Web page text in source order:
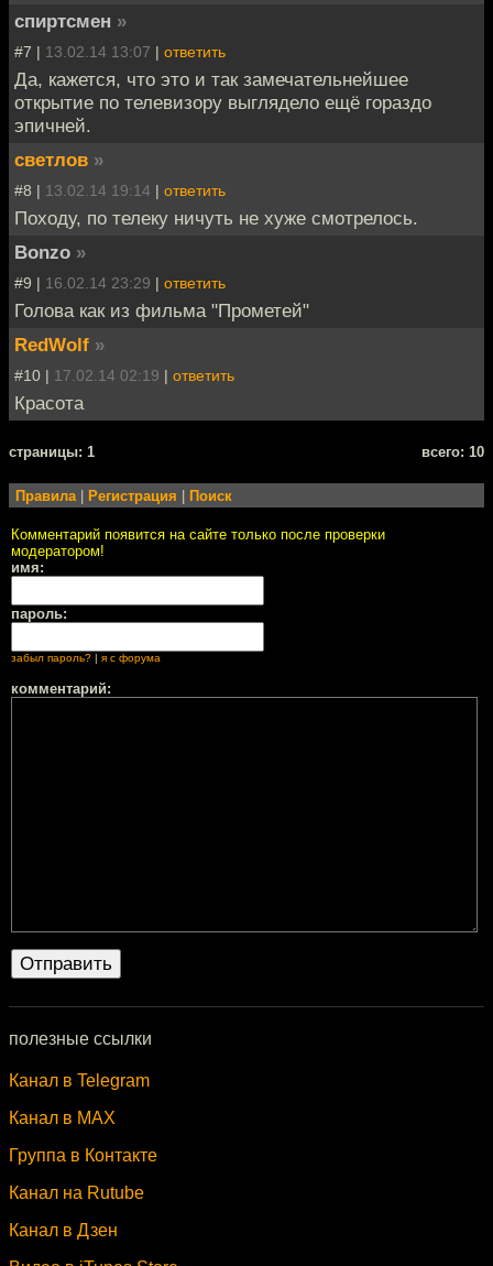
спиртсмен »
#7 | 13.02.14 13:07 | ответить
Да, кажется, что это и так замечательнейшее
открытие по телевизору выглядело ещё гораздо
эпичней.
светлов »
#8 | 13.02.14 19:14 | ответить
Походу, по телеку ничуть не хуже смотрелось.
Bonzo »
#9 | 16.02.14 23:29 | ответить
Голова как из фильма "Прометей"
RedWolf »
#10 | 17.02.14 02:19 | ответить
Красота
cтраницы: 1 всего: 10
Правила| Регистрация Поиск
Комментарий появится на сайте только после проверки
модератором!
имя:
пароль:
забыл пароль? я с форума
комментарий:
полезные ссылки
Канал в Telegram
Канал в MAX
Группа в Контакте
Канал на Rutube
Канал в Дзен